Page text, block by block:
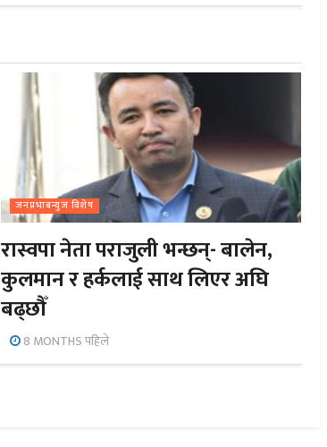
जनप्रभाबन्युज विशेष
रास्वपा नेता पराजुली भन्छन्- बालेन,
कुलमान र हर्कलाई साथ लिएर अघि
बढ्छौँ
8 MONTHS पहिले